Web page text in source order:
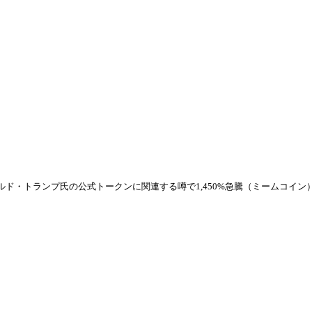
ド・トランプ氏の公式トークンに関連する噂で1,450%急騰（ミームコイン